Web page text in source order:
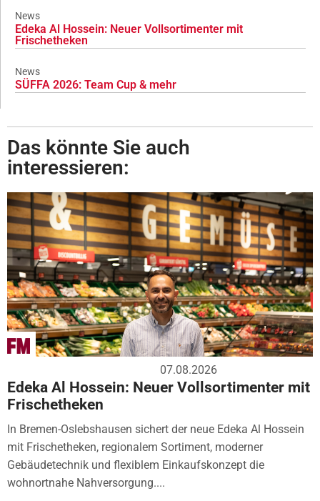
News
Edeka Al Hossein: Neuer Vollsortimenter mit
Frischetheken
News
SÜFFA 2026: Team Cup & mehr
Das könnte Sie auch
interessieren:
07.08.2026
Edeka Al Hossein: Neuer Vollsortimenter mit
Frischetheken
In Bremen-Oslebshausen sichert der neue Edeka Al Hossein
mit Frischetheken, regionalem Sortiment, moderner
Gebäudetechnik und flexiblem Einkaufskonzept die
wohnortnahe Nahversorgung....